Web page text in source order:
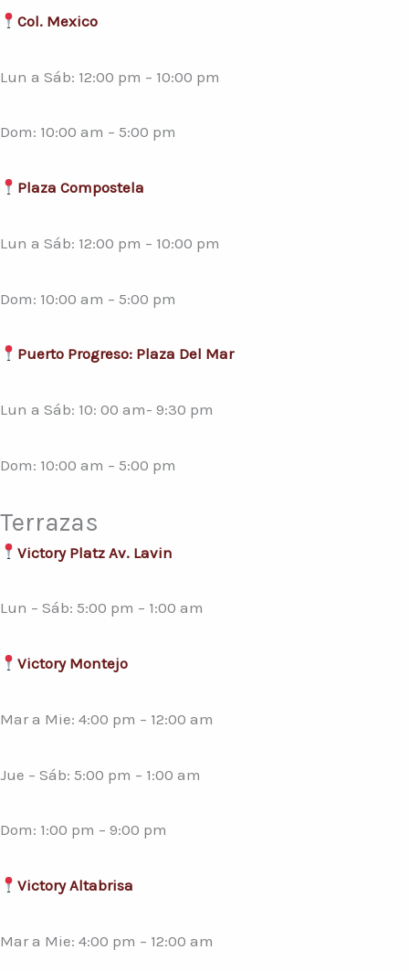
Col. Mexico
Lun a Sáb: 12:00 pm – 10:00 pm
Dom: 10:00 am – 5:00 pm
Plaza Compostela
Lun a Sáb: 12:00 pm – 10:00 pm
Dom: 10:00 am – 5:00 pm
Puerto Progreso: Plaza Del Mar
Lun a Sáb: 10: 00 am- 9:30 pm
Dom: 10:00 am – 5:00 pm
Terrazas
Victory Platz Av. Lavin
Lun – Sáb: 5:00 pm – 1:00 am
Victory Montejo
Mar a Mie: 4:00 pm – 12:00 am
Jue – Sáb: 5:00 pm – 1:00 am
Dom: 1:00 pm – 9:00 pm
Victory Altabrisa
Mar a Mie: 4:00 pm – 12:00 am